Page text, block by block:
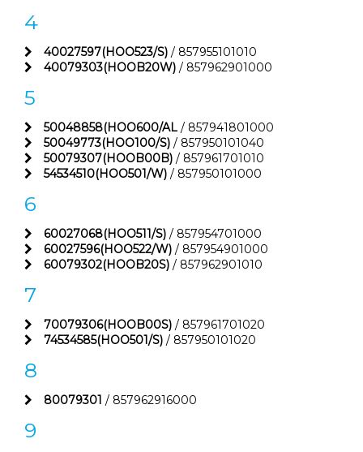
4
40027597(HOO523/S) / 857955101010
40079303(HOOB20W) / 857962901000
5
50048858(HOO600/AL / 857941801000
50049773(HOO100/S) / 857950101040
50079307(HOOB00B) / 857961701010
54534510(HOO501/W) / 857950101000
6
60027068(HOO511/S) / 857954701000
60027596(HOO522/W) / 857954901000
60079302(HOOB20S) / 857962901010
7
70079306(HOOB00S) / 857961701020
74534585(HOO501/S) / 857950101020
8
80079301 / 857962916000
9